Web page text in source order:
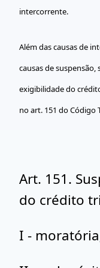
intercorrente.
Além das causas de
causas de suspensão,
exigibilidade do
no art. 151 do Código
Art. 151.
do crédito
I -